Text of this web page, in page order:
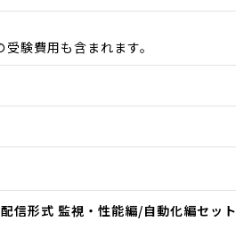
験費用も含まれます。
信形式 監視・性能編/自動化編セット